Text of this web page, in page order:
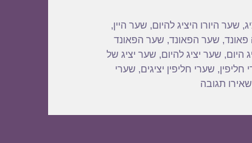
, שער היורו היציג להיום, שער היין,
, שער הפאונד, שער הפאונד
היום, שער יציג להיום, שער יציג של
חליפין, שערי חליפין יציגים, שערי
תגובה